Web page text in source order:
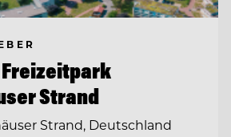
Strand
Strand, Deutschland